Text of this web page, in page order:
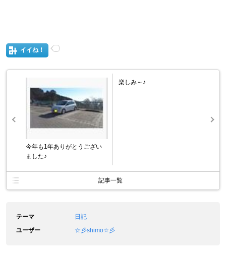
イイね！
今年も1年ありがとうござい
ました♪
楽しみ～♪
記事一覧
テーマ
日記
ユーザー
☆彡shimo☆彡